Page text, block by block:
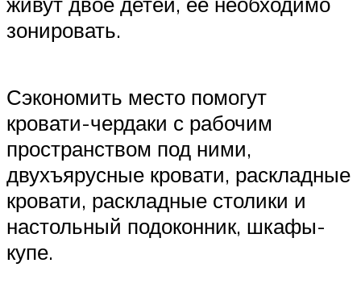
зонировать.
Сэкономить место помогут
кровати-чердаки с рабочим
пространством под ними,
двухъярусные кровати, раскладные
кровати, раскладные столики и
настольный подоконник, шкафы-
купе.